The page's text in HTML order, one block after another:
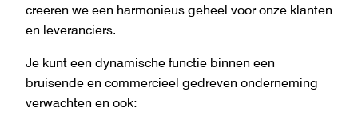
creëren we een harmonieus geheel voor onze klanten
en leveranciers.
Je kunt een dynamische functie binnen een
bruisende en commercieel gedreven onderneming
verwachten en ook: